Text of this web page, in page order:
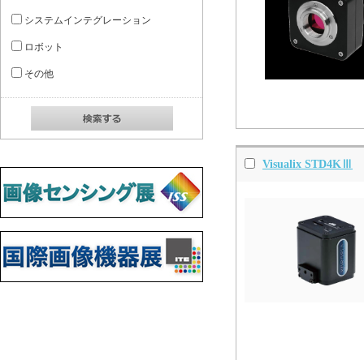
Visualix STD4KⅢ
システムインテグレーション
ロボット
その他